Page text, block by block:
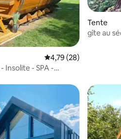
Évaluation moyenne
4,79 (28)
Insolite - SPA -
Tente
gîte au